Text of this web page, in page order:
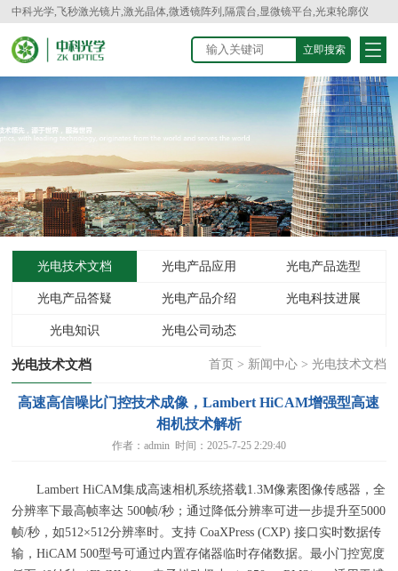
中科光学,飞秒激光镜片,激光晶体,微透镜阵列,隔震台,显微镜平台,光束轮廓仪
光电技术文档 光电产品应用 光电产品选型
光电产品答疑 光电产品介绍 光电科技进展
光电知识 光电公司动态
光电技术文档 首页 > 新闻中心> 光电技术文档
高速高信噪比门控技术成像，Lambert HiCAM增强型高速
相机技术解析
作者：admin 时间：2025-7-25 2:29:40
Lambert HiCAM集成高速相机系统搭载1.3M像素图像传感器，全
分辨率下最高帧率达 500帧/秒；通过降低分辨率可进一步提升至5000
帧/秒，如512×512分辨率时。支持 CoaXPress (CXP) 接口实时数据传
输，HiCAM 500型号可通过内置存储器临时存储数据。最小门控宽度